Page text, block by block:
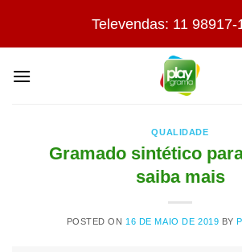
content
Televendas: 11 98917-
QUALIDADE
Gramado sintético
saiba mais
POSTED ON 16 DE MAIO DE 2019 BY